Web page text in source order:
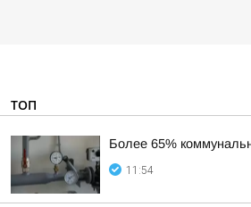
ТОП
Более 65%
11:54